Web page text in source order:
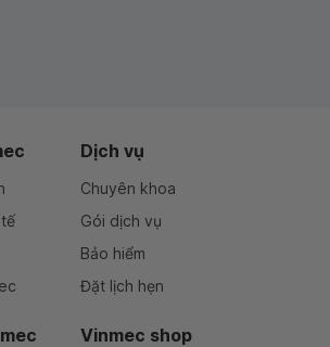
Dịch vụ
Chuyên khoa
Gói dịch vụ
Bảo hiểm
Đặt lịch hẹn
Vinmec shop